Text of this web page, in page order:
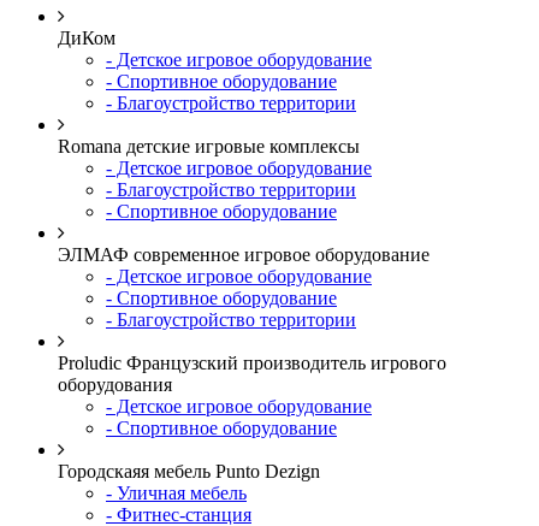
ДиКом
- Детское игровое оборудование
- Спортивное оборудование
- Благоустройство территории
Romana детские игровые комплексы
- Детское игровое оборудование
- Благоустройство территории
- Спортивное оборудование
ЭЛМАФ современное игровое оборудование
- Детское игровое оборудование
- Спортивное оборудование
- Благоустройство территории
Proludic Французский производитель игрового
оборудования
- Детское игровое оборудование
- Спортивное оборудование
Городскаяя мебель Punto Dezign
- Уличная мебель
- Фитнес-станция